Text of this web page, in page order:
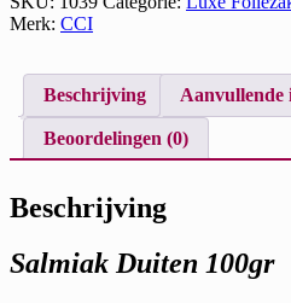
Merk: CCI
Beschrijving Aanvullende
Beoordelingen (0)
Beschrijving
Salmiak Duiten 100gr